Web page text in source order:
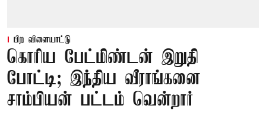
பிற விளையாட்டு
கொரிய பேட்மிண்டன் இறுதி
போட்டி; இந்திய வீராங்கனை
சாம்பியன் பட்டம் வென்றார்